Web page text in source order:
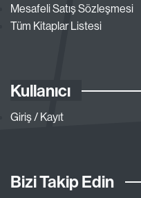
Mesafeli Satış Sözleşmesi
Tüm Kitaplar Listesi
Kullanıcı
Giriş / Kayıt
Bizi Takip Edin